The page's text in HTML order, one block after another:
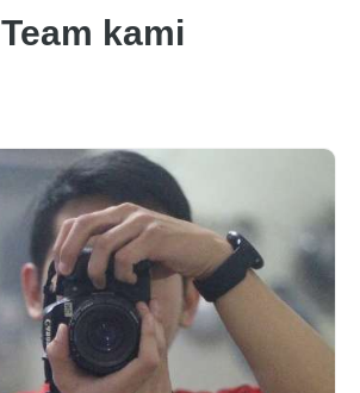
Team kami